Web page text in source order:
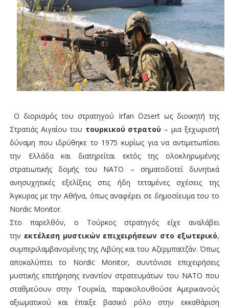
Ο διορισμός του στρατηγού Irfan Özsert ως διοικητή της
Στρατιάς Αιγαίου του τουρκικού στρατού – μια ξεχωριστή
δύναμη που ιδρύθηκε το 1975 κυρίως για να αντιμετωπίσει
την Ελλάδα και διατηρείται εκτός της ολοκληρωμένης
στρατιωτικής δομής του ΝΑΤΟ – σηματοδοτεί δυνητικά
ανησυχητικές εξελίξεις στις ήδη τεταμένες σχέσεις της
Άγκυρας με την Αθήνα, όπως αναφέρει σε δημοσίευμα του το
Nordic Monitor.
Στο παρελθόν, o Τούρκος στρατηγός είχε αναλάβει
την εκτέλεση μυστικών επιχειρήσεων στο εξωτερικό,
συμπεριλαμβανομένης της Λιβύης και του Αζερμπαϊτζάν. Όπως
αποκαλύπτει το Nordic Monitor, συντόνισε επιχειρήσεις
μυστικής επιτήρησης εναντίον στρατευμάτων του ΝΑΤΟ που
σταθμεύουν στην Τουρκία, παρακολουθούσε Αμερικανούς
αξιωματικού και έπαιξε βασικό ρόλο στην εκκαθάριση